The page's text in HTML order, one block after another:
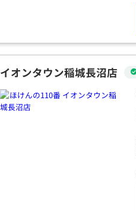
イオンタウン稲城長沼店